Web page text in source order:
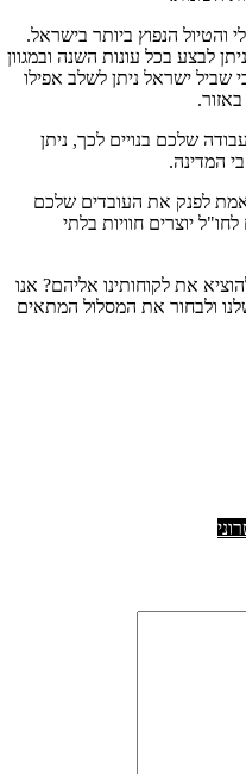
הנפוץ ביותר בישראל.
לבצע בכל עונות השנה ובמגוון
שביל ישראל ניתן לשלב אפילו
שלכם בנויים לכך, ניתן
המדינה.
לפנק את העובדים שלכם
יוצרים חוויות בלתי
את לקוחותינו אליהם? אנו
ולבחור את המסלול המתאים